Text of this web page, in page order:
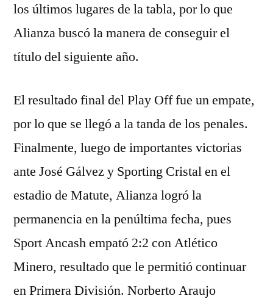
los últimos lugares de la tabla, por lo que
Alianza buscó la manera de conseguir el
título del siguiente año.
El resultado final del Play Off fue un empate,
por lo que se llegó a la tanda de los penales.
Finalmente, luego de importantes victorias
ante José Gálvez y Sporting Cristal en el
estadio de Matute, Alianza logró la
permanencia en la penúltima fecha, pues
Sport Ancash empató 2:2 con Atlético
Minero, resultado que le permitió continuar
en Primera División. Norberto Araujo